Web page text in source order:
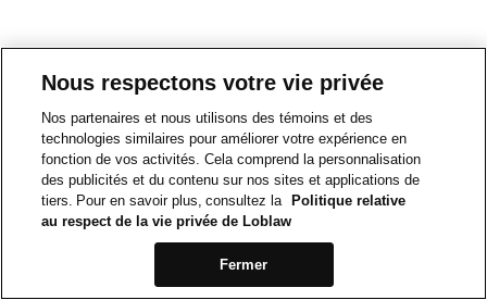
Nous respectons votre vie privée
Nos partenaires et nous utilisons des témoins et des
technologies similaires pour améliorer votre expérience en
fonction de vos activités. Cela comprend la personnalisation
des publicités et du contenu sur nos sites et applications de
tiers. Pour en savoir plus, consultez la
Politique relative
au respect de la vie privée de Loblaw
Fermer